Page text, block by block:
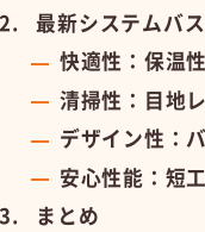
最新システムバ
快適性：保温
清掃性：目地
デザイン性：
安心性能：短
まとめ